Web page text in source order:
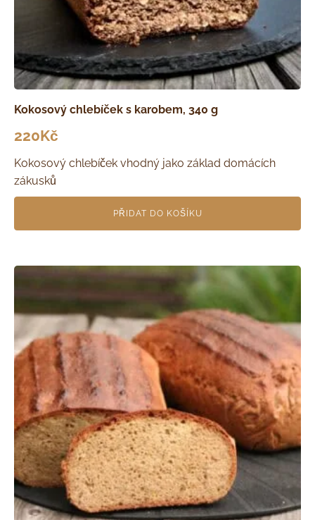
Kokosový chlebíček s karobem, 340 g
220Kč
Kokosový chlebíček vhodný jako základ domácích
zákusků
PŘIDAT DO KOŠÍKU